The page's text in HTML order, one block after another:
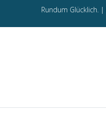
Rundum Glücklich. |